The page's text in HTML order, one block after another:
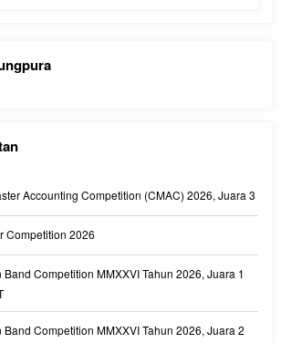
Accounting Competition (CMAC) 2026, Juara 3
Competition 2026
Competition MMXXVI Tahun 2026, Juara 1
Band Competition MMXXVI Tahun 2026, Juara 2